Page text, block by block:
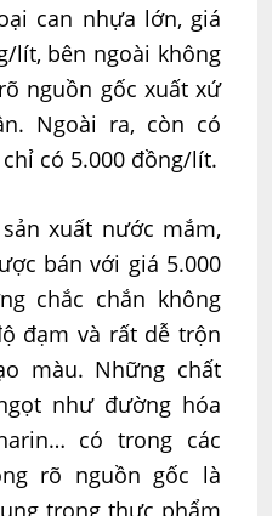
can nhựa lớn, giá
lít, bên ngoài không
nguồn gốc xuất xứ
Ngoài ra, còn có
có 5.000 đồng/lít.
xuất nước mắm,
bán với giá 5.000
chắc chắn không
đạm và rất dễ trộn
màu. Những chất
như đường hóa
có trong các
rõ nguồn gốc là
trong thực phẩm